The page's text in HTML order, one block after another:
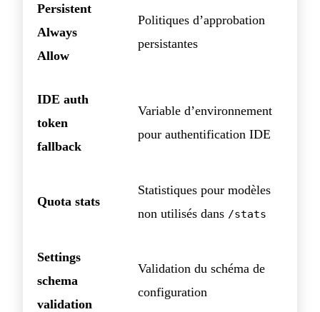
Persistent
Always
Allow
Politiques d’approbation
persistantes
IDE auth
token
fallback
Variable d’environnement
pour authentification IDE
Quota stats
Statistiques pour modèles
non utilisés dans /stats
Settings
schema
validation
Validation du schéma de
configuration